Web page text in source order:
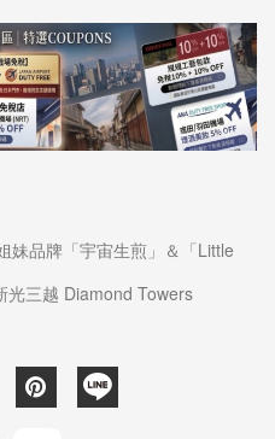
妹品牌「宇宙生煎」＆「Little
光三越 Diamond Towers